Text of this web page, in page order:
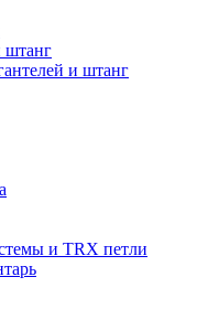
штанг
и штанг
и TRX петли